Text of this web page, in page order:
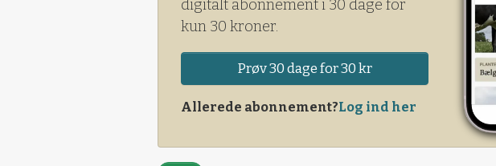
digitalt abonnement i 30 dage for
kun 30 kroner.
Prøv 30 dage for 30 kr
Allerede abonnement?Log ind her